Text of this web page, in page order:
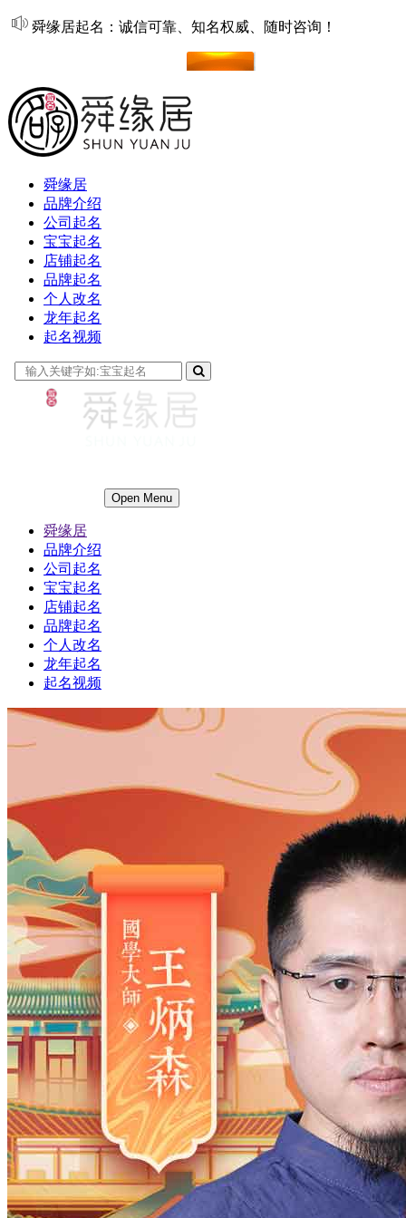
舜缘居起名：诚信可靠、知名权威、随时咨询！
舜缘居
品牌介绍
公司起名
宝宝起名
店铺起名
品牌起名
个人改名
龙年起名
起名视频
Open Menu
舜缘居
品牌介绍
公司起名
宝宝起名
店铺起名
品牌起名
个人改名
龙年起名
起名视频